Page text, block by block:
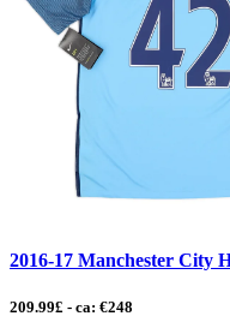
2016-17 Manchester City
209.99£ - ca: €248